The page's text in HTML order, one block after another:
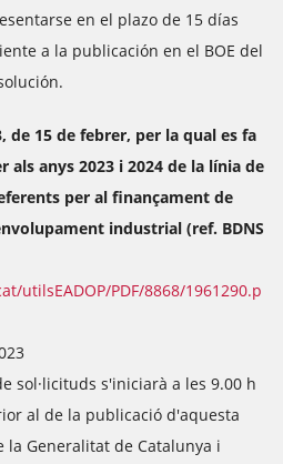
en el plazo de 15 días
a la publicación en el BOE del
de 15 de febrer, per la qual es fa
als anys 2023 i 2024 de la línia de
per al finançament de
industrial (ref. BDNS
utilsEADOP/PDF/8868/1961290.p
sol·licituds s'iniciarà a les 9.00 h
al de la publicació d'aquesta
la Generalitat de Catalunya i